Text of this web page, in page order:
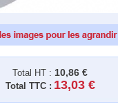
Total HT : 10,86 €
Total TTC : 13,03 €